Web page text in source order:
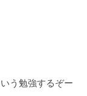
う勉強するぞー